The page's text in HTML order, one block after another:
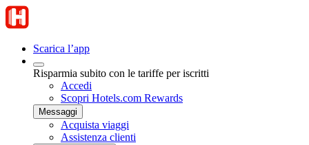
Scarica l’app
Risparmia subito con le tariffe per iscritti
Accedi
Scopri Hotels.com Rewards
Messaggi
Acquista viaggi
Assistenza clienti